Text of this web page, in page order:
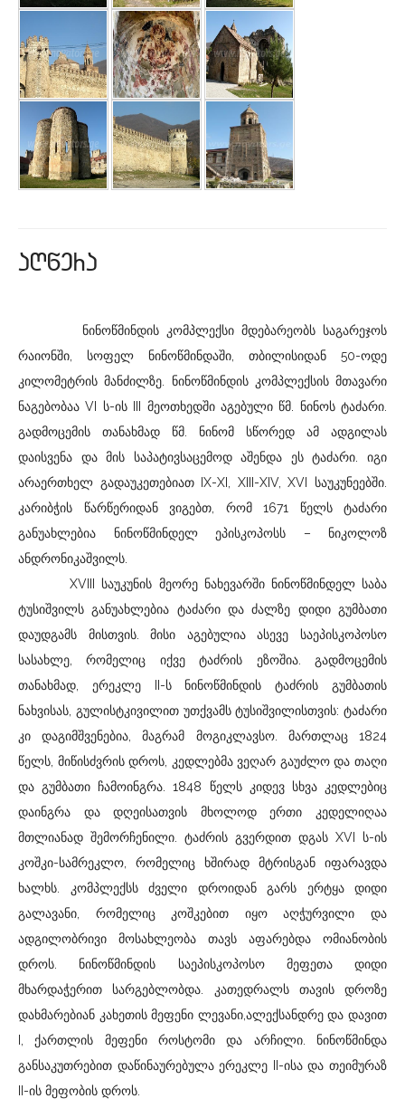
aRwera
ნინოწმინდის კომპლექსი მდებარეობს საგარეჯოს
რაიონში, სოფელ ნინოწმინდაში, თბილისიდან 50-ოდე
კილომეტრის მანძილზე. ნინოწმინდის კომპლექსის მთავარი
ნაგებობაა VI ს-ის III მეოთხედში აგებული წმ. ნინოს ტაძარი.
გადმოცემის თანახმად წმ. ნინომ სწორედ ამ ადგილას
დაისვენა და მის საპატივსაცემოდ აშენდა ეს ტაძარი. იგი
არაერთხელ გადაუკეთებიათ IX-XI, XIII-XIV, XVI საუკუნეებში.
კარიბჭის წარწერიდან ვიგებთ, რომ 1671 წელს ტაძარი
განუახლებია ნინოწმინდელ ეპისკოპოსს – ნიკოლოზ
ანდრონიკაშვილს.
XVIII საუკუნის მეორე ნახევარში ნინოწმინდელ საბა
ტუსიშვილს განუახლებია ტაძარი და ძალზე დიდი გუმბათი
დაუდგამს მისთვის. მისი აგებულია ასევე საეპისკოპოსო
სასახლე, რომელიც იქვე ტაძრის ეზოშია. გადმოცემის
თანახმად, ერეკლე II-ს ნინოწმინდის ტაძრის გუმბათის
ნახვისას, გულისტკივილით უთქვამს ტუსიშვილისთვის: ტაძარი
კი დაგიმშვენებია, მაგრამ მოგიკლავსო. მართლაც 1824
წელს, მიწისძვრის დროს, კედლებმა ვეღარ გაუძლო და თაღი
და გუმბათი ჩამოინგრა. 1848 წელს კიდევ სხვა კედლებიც
დაინგრა და დღეისათვის მხოლოდ ერთი კედელიღაა
მთლიანად შემორჩენილი. ტაძრის გვერდით დგას XVI ს-ის
კოშკი-სამრეკლო, რომელიც ხშირად მტრისგან იფარავდა
ხალხს. კომპლექსს ძველი დროიდან გარს ერტყა დიდი
გალავანი, რომელიც კოშკებით იყო აღჭურვილი და
ადგილობრივი მოსახლეობა თავს აფარებდა ომიანობის
დროს. ნინოწმინდის საეპისკოპოსო მეფეთა დიდი
მხარდაჭერით სარგებლობდა. კათედრალს თავის დროზე
დახმარებიან კახეთის მეფენი ლევანი,ალექსანდრე და დავით
I, ქართლის მეფენი როსტომი და არჩილი. ნინოწმინდა
განსაკუთრებით დაწინაურებულა ერეკლე II-ისა და თეიმურაზ
II-ის მეფობის დროს.